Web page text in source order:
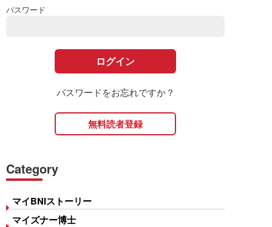
パスワード
パスワードをお忘れですか？
無料読者登録
Category
マイBNIストーリー
マイズナー博士